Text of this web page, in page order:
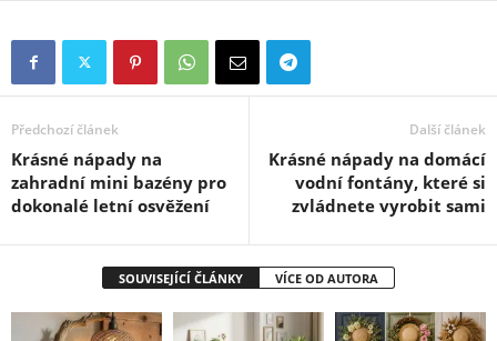
Předchozí článek
Krásné nápady na
zahradní mini bazény pro
dokonalé letní osvěžení
Další článek
Krásné nápady na domácí
vodní fontány, které si
zvládnete vyrobit sami
SOUVISEJÍCÍ ČLÁNKY VÍCE OD AUTORA